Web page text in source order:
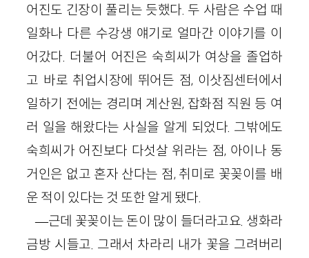
어진도 긴장이 풀리는 듯했다. 두 사람은 수업 때
일화나 다른 수강생 얘기로 얼마간 이야기를 이
어갔다. 더불어 어진은 숙희씨가 여상을 졸업하
고 바로 취업시장에 뛰어든 점, 이삿짐센터에서
일하기 전에는 경리며 계산원, 잡화점 직원 등 여
러 일을 해왔다는 사실을 알게 되었다. 그밖에도
숙희씨가 어진보다 다섯살 위라는 점, 아이나 동
거인은 없고 혼자 산다는 점, 취미로 꽃꽂이를 배
운 적이 있다는 것 또한 알게 됐다.
―근데 꽃꽂이는 돈이 많이 들더라고요. 생화라
금방 시들고. 그래서 차라리 내가 꽃을 그려버리